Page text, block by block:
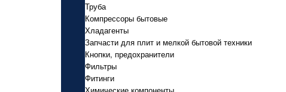
Труба
Компрессоры бытовые
Хладагенты
Запчасти для плит и мелкой бытовой техники
Кнопки, предохранители
Фильтры
Фитинги